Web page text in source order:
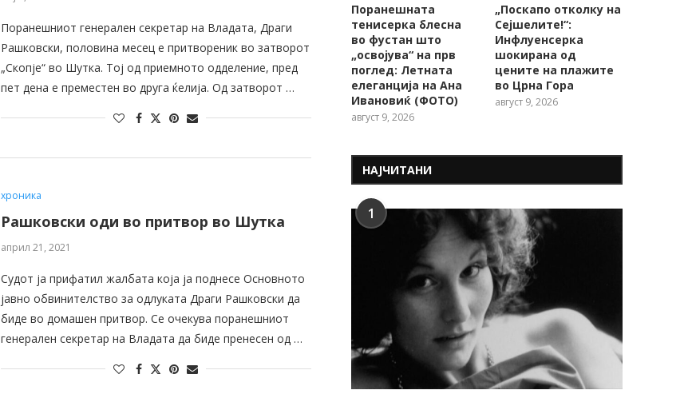
Поранешниот генерален секретар на Владата, Драги
Рашковски, половина месец е притвореник во затворот
„Скопје“ во Шутка. Тој од приемното одделение, пред
пет дена е преместен во друга ќелија. Од затворот …
хроника
Рашковски оди во притвор во Шутка
април 21, 2021
Судот ја прифатил жалбата која ја поднесе Основното
јавно обвинителство за одлуката Драги Рашковски да
биде во домашен притвор. Се очекува поранешниот
генерален секретар на Владата да биде пренесен од …
Поранешната
тенисерка блесна
во фустан што
„освојува“ на прв
поглед: Летната
елеганција на Ана
Ивановиќ (ФОТО)
август 9, 2026
„Поскапо отколку на
Сејшелите!“:
Инфлуенсерка
шокирана од
цените на плажите
во Црна Гора
август 9, 2026
НАЈЧИТАНИ
1